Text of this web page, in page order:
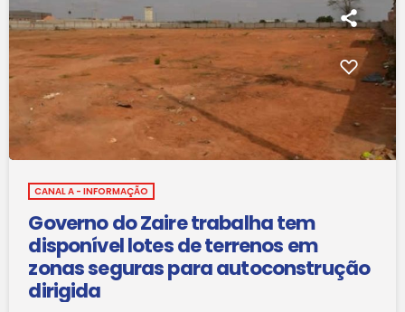
CANAL A - INFORMAÇÃO
Governo do Zaire trabalha tem
disponível lotes de terrenos em
zonas seguras para autoconstrução
dirigida